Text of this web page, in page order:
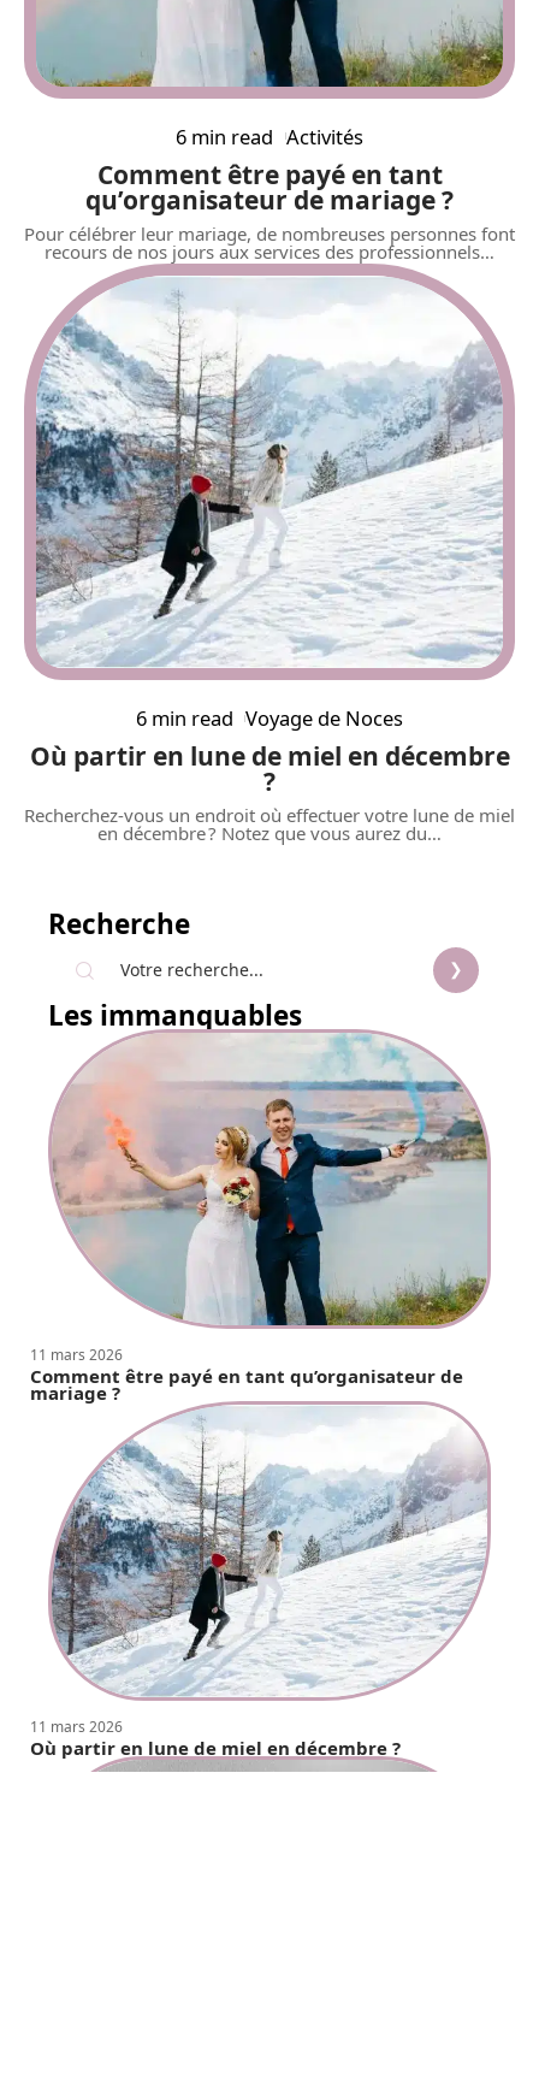
6 min read Activités
Comment être payé en tant
qu’organisateur de mariage ?
Pour célébrer leur mariage, de nombreuses personnes font
recours de nos jours aux services des professionnels…
6 min read Voyage de Noces
Où partir en lune de miel en décembre
?
Recherchez-vous un endroit où effectuer votre lune de miel
en décembre ? Notez que vous aurez du…
Recherche
Les immanquables
11 mars 2026
Comment être payé en tant qu’organisateur de
mariage ?
11 mars 2026
Où partir en lune de miel en décembre ?